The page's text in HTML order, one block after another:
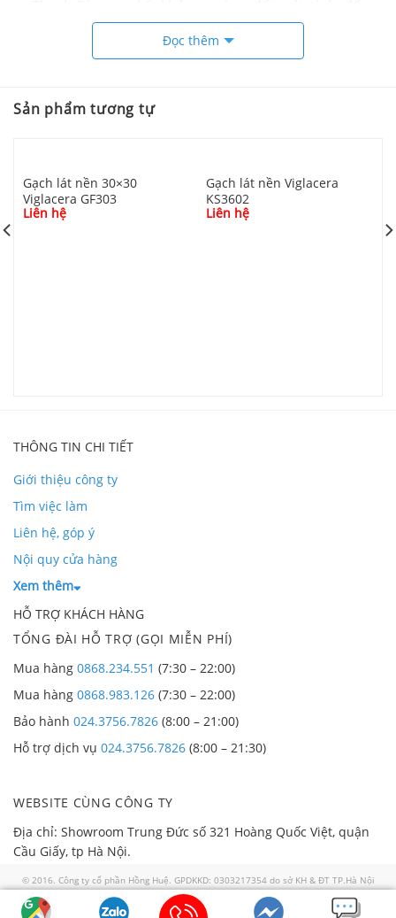
đầu tư một cách toàn diện nhằm phát triển, cung
cấp các sản phẩm – dịch vụ chất lượng cao, giá cả
Video Gạch 30×30 Thạch Bàn FDM30 0027.9
Đọc thêm
Sản phẩm tương tự
Gạch lát nền 30×30
Viglacera GF303
Liên hệ
Gạch lát nền Viglacera
KS3602
Liên hệ
THÔNG TIN CHI TIẾT
Giới thiệu công ty
Tìm việc làm
Liên hệ, góp ý
Nội quy cửa hàng
Xem thêm
HỖ TRỢ KHÁCH HÀNG
TỔNG ĐÀI HỖ TRỢ (GỌI MIỄN PHÍ)
Mua hàng 0868.234.551 (7:30 – 22:00)
Mua hàng 0868.983.126 (7:30 – 22:00)
Bảo hành 024.3756.7826 (8:00 – 21:00)
Hỗ trợ dịch vụ 024.3756.7826 (8:00 – 21:30)
WEBSITE CÙNG CÔNG TY
Địa chỉ: Showroom Trung Đức số 321 Hoàng Quốc Việt, quận
Cầu Giấy, tp Hà Nội.
© 2016. Công ty cổ phần Hồng Huệ. GPDKKD: 0303217354 do sở KH & ĐT TP.Hà Nội
cấp ngày 02/01/2008. GP số 57/GP-TTĐT do Sở TTTT TP HN cấp ngày 30/07/2018. Địa
chỉ: 321 Hoàng Quốc Việt, quận Cầu Giấy thành phố Hà Nội. Điện thoại: 0868 986 829.